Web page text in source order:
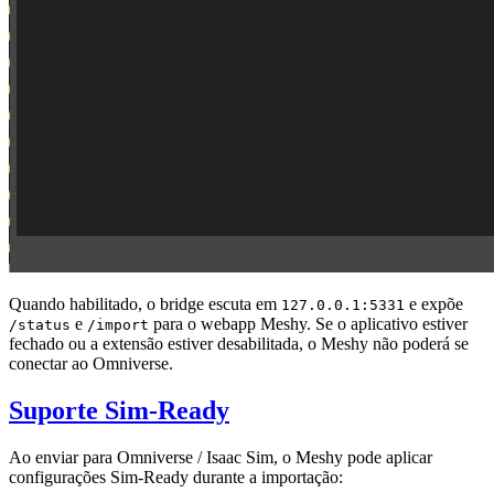
Quando habilitado, o bridge escuta em 127.0.0.1:5331 e expõe
/status e /import para o webapp Meshy. Se o aplicativo estiver
fechado ou a extensão estiver desabilitada, o Meshy não poderá se
conectar ao Omniverse.
Suporte Sim-Ready
Ao enviar para Omniverse / Isaac Sim, o Meshy pode aplicar
configurações Sim-Ready durante a importação: